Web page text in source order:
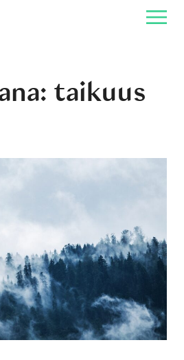
taikuus